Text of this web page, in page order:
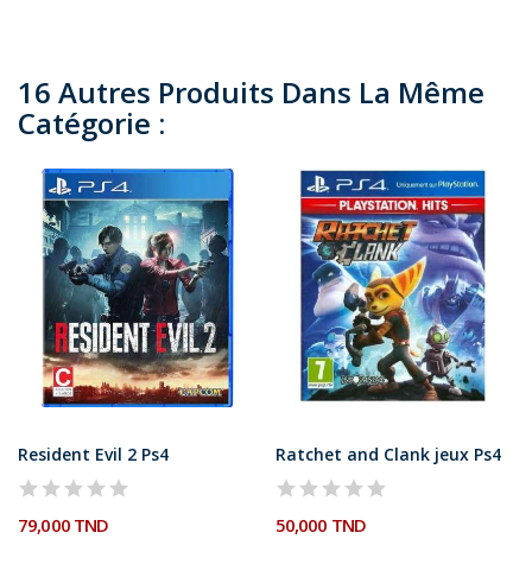
16 Autres Produits Dans La Même
Catégorie :
Resident Evil 2 Ps4
79,000 TND
Ratchet and Clank jeux Ps4
50,000 TND